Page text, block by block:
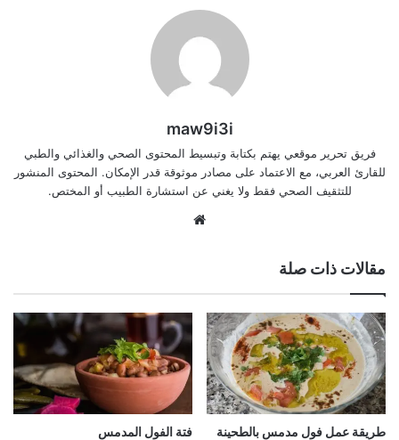
maw9i3i
فريق تحرير موقعي يهتم بكتابة وتبسيط المحتوى الصحي والغذائي والطبي
للقارئ العربي، مع الاعتماد على مصادر موثوقة قدر الإمكان. المحتوى المنشور
للتثقيف الصحي فقط ولا يغني عن استشارة الطبيب أو المختص.
مقالات ذات صلة
طريقة عمل فول مدمس بالطحينة فتة الفول المدمس